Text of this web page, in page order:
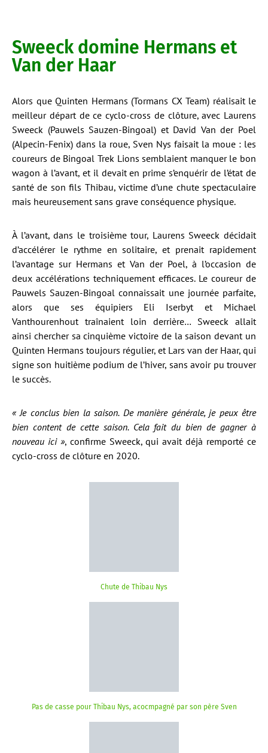
Sweeck domine Hermans et
Van der Haar
Alors que Quinten Hermans (Tormans CX Team) réalisait le
meilleur départ de ce cyclo-cross de clôture, avec Laurens
Sweeck (Pauwels Sauzen-Bingoal) et David Van der Poel
(Alpecin-Fenix) dans la roue, Sven Nys faisait la moue : les
coureurs de Bingoal Trek Lions semblaient manquer le bon
wagon à l’avant, et il devait en prime s’enquérir de l’état de
santé de son fils Thibau, victime d’une chute spectaculaire
mais heureusement sans grave conséquence physique.
À l’avant, dans le troisième tour, Laurens Sweeck décidait
d’accélérer le rythme en solitaire, et prenait rapidement
l’avantage sur Hermans et Van der Poel, à l’occasion de
deux accélérations techniquement efficaces. Le coureur de
Pauwels Sauzen-Bingoal connaissait une journée parfaite,
alors que ses équipiers Eli Iserbyt et Michael
Vanthourenhout traînaient loin derrière… Sweeck allait
ainsi chercher sa cinquième victoire de la saison devant un
Quinten Hermans toujours régulier, et Lars van der Haar, qui
signe son huitième podium de l’hiver, sans avoir pu trouver
le succès.
« Je conclus bien la saison. De manière générale, je peux être
bien content de cette saison. Cela fait du bien de gagner à
nouveau ici », confirme Sweeck, qui avait déjà remporté ce
cyclo-cross de clôture en 2020.
Chute de Thibau Nys
Pas de casse pour Thibau Nys, acocmpagné par son père Sven